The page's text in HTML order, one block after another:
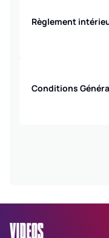
Règlement
Conditions
VIDEOS